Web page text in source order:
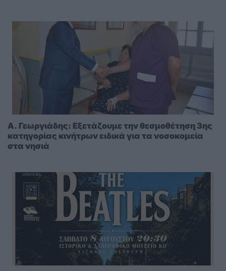
A. Γεωργιάδης: Eξετάζουμε την θεσμοθέτηση 3ης
κατηγορίας κινήτρων ειδικά για τα νοσοκομεία
στα νησιά